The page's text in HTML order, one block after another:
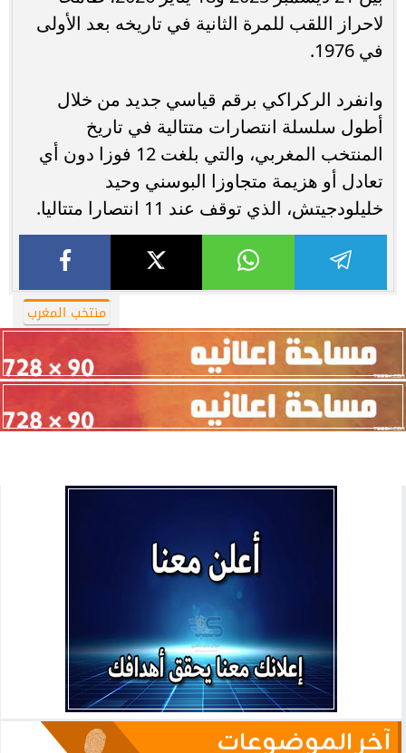
لاحراز اللقب للمرة الثانية في تاريخه بعد الأولى
في 1976.
وانفرد الركراكي برقم قياسي جديد من خلال
أطول سلسلة انتصارات متتالية في تاريخ
المنتخب المغربي، والتي بلغت 12 فوزا دون أي
تعادل أو هزيمة متجاوزا البوسني وحيد
خليلودجيتش، الذي توقف عند 11 انتصارا متتاليا.
منتخب المغرب
آخر الموضوعات